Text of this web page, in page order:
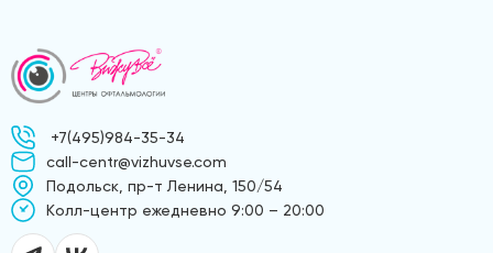
+7(495)984-35-34
call-centr@vizhuvse.com
Подольск, пр-т Ленина, 150/54
Kолл-центр ежедневно 9:00 – 20:00